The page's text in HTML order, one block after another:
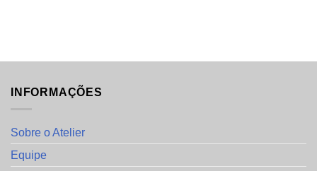
INFORMAÇÕES
Sobre o Atelier
Equipe